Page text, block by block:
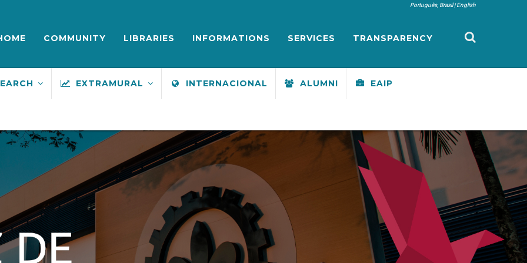
Português, Brasil English
COMMUNITY LIBRARIES INFORMATIONS SERVICES TRANSPARENCY
EXTRAMURAL INTERNACIONAL ALUMNI EAIP